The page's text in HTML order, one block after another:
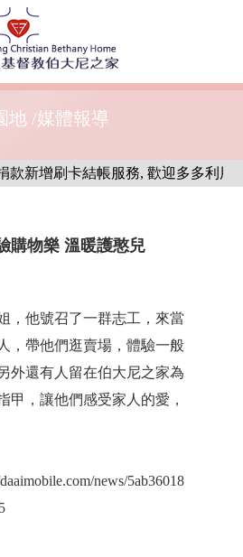
地 /媒體報導
款新增刷卡結帳服務, 歡迎多多利用
購物樂 溫暖護憨兒
，他號召了一群志工，來當
，帶他們逛賣場，體驗一般
外還有人留在伯大尼之家為
甲，讓他們感受家人的愛，
news/5ab36018